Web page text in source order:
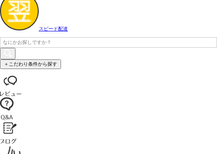
スピード配達
＋こだわり条件から探す